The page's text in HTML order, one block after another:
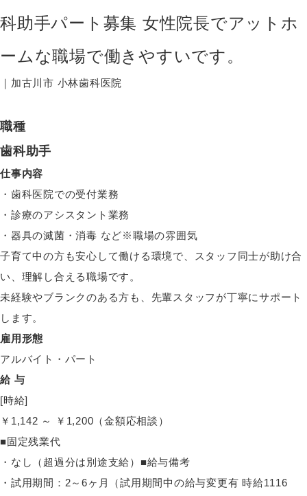
科助手パート募集 女性院長でアットホ
ームな職場で働きやすいです。
｜加古川市 小林歯科医院
職種
歯科助手
仕事内容
・歯科医院での受付業務
・診療のアシスタント業務
・器具の滅菌・消毒 など※職場の雰囲気
子育て中の方も安心して働ける環境で、スタッフ同士が助け合
い、理解し合える職場です。
未経験やブランクのある方も、先輩スタッフが丁寧にサポート
します。
雇用形態
アルバイト・パート
給 与
[時給]
￥1,142 ～ ￥1,200（金額応相談）
■固定残業代
・なし（超過分は別途支給）■給与備考
・試用期間：2～6ヶ月（試用期間中の給与変更有 時給1116